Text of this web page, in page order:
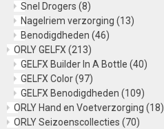
Snel Drogers (8)
Nagelriem verzorging (13)
Benodigdheden (46)
ORLY GELFX(213)
GELFX Builder In A Bottle (40)
GELFX Color(97)
GELFX Benodigdheden (109)
ORLY Hand en Voetverzorging (18)
ORLY Seizoenscollecties (70)